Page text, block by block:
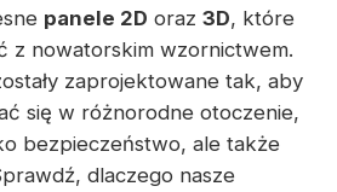
panele 2D oraz 3D, które
z nowatorskim wzornictwem.
zaprojektowane tak, aby
się w różnorodne otoczenie,
bezpieczeństwo, ale także
dlaczego nasze